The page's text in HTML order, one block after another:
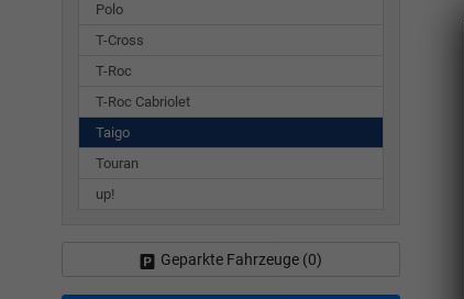
Polo
T-Cross
T-Roc
T-Roc Cabriolet
Taigo
Touran
up!
Geparkte Fahrzeuge (0)